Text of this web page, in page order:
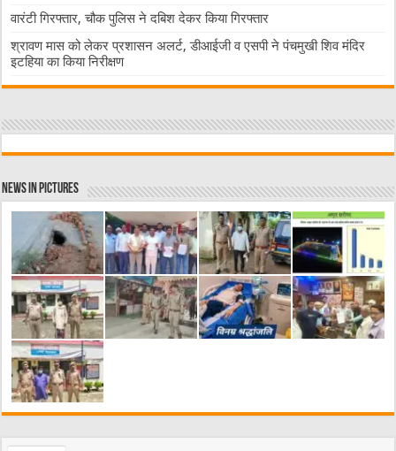
वारंटी गिरफ्तार, चौक पुलिस ने दबिश देकर किया गिरफ्तार
श्रावण मास को लेकर प्रशासन अलर्ट, डीआईजी व एसपी ने पंचमुखी शिव मंदिर
इटहिया का किया निरीक्षण
News in Pictures